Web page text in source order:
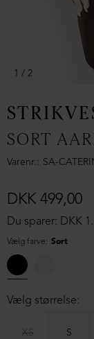
1 / 2
SORT
Varenr. SA-
Du sparer: DKK
DKK 499,00
Vælg farve: Sort
Vælg størrelse:
XS S